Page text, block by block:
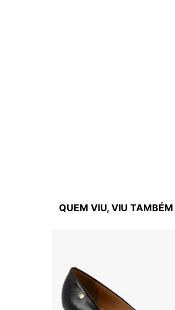
QUEM VIU, VIU TAMBÉM